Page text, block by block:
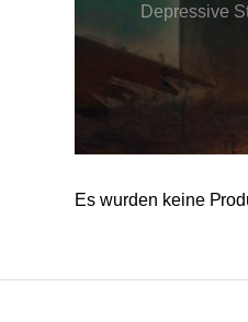
Depressive
Es wurden keine